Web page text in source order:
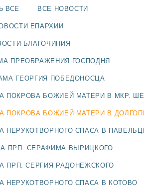
ВСЕ ВСЕ НОВОСТИ
ЕПАРХИИ
БЛАГОЧИНИЯ
ПРЕОБРАЖЕНИЯ ГОСПОДНЯ
ГЕОРГИЯ ПОБЕДОНОСЦА
ПОКРОВА БОЖИЕЙ МАТЕРИ В МКР.
ПОКРОВА БОЖИЕЙ МАТЕРИ В
НЕРУКОТВОРНОГО СПАСА В
ПРП. СЕРАФИМА ВЫРИЦКОГО
ПРП. СЕРГИЯ РАДОНЕЖСКОГО
НЕРУКОТВОРНОГО СПАСА В КОТОВО